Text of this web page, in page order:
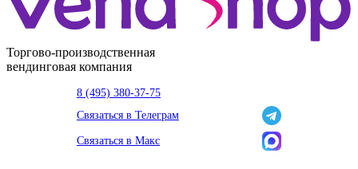
Торгово-производственная
вендинговая компания
8 (495) 380-37-75
Связаться в Телеграм
Связаться в Макс